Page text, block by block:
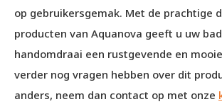
op gebruikersgemak. Met de prachtige
producten van Aquanova geeft u uw
handomdraai een rustgevende en
verder nog vragen hebben over dit
anders, neem dan contact op met onze